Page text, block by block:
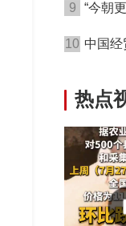
9
“今朝
10 中国
热点